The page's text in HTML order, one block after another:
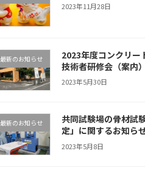
2023年11月28日
最新のお知らせ
2023年度コンクリー
技術者研修会（案内）
2023年5月30日
最新のお知らせ
共同試験場の骨材試
定」に関するお知ら
2023年5月8日